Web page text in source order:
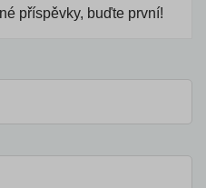
příspěvky, buďte první!